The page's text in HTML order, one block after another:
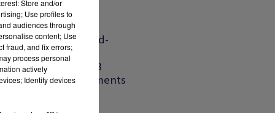
défense
Riyad-
Islamabad-
Ankara,
France : 8
départements
Store and/or
Use profiles to
audiences through
content; Use
fraud, and fix errors;
process personal
actively
Identify devices